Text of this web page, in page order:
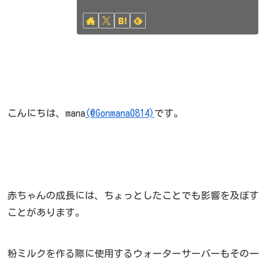
こんにちは、mana(@Gonmana0814)です。
赤ちゃんの成長には、ちょっとしたことでも影響を及ぼす
ことがあります。
粉ミルクを作る際に使用するウォーターサーバーもその一